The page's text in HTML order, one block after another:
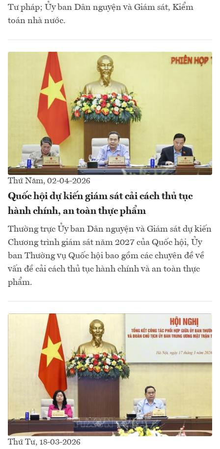
Tư pháp; Ủy ban Dân nguyện và Giám sát, Kiểm
toán nhà nước.
Thứ Năm, 02-04-2026
Quốc hội dự kiến giám sát cải cách thủ tục
hành chính, an toàn thực phẩm
Thường trực Ủy ban Dân nguyện và Giám sát dự kiến
Chương trình giám sát năm 2027 của Quốc hội, Ủy
ban Thường vụ Quốc hội bao gồm các chuyên đề về
vấn đề cải cách thủ tục hành chính và an toàn thực
phẩm.
Thứ Tư, 18-03-2026